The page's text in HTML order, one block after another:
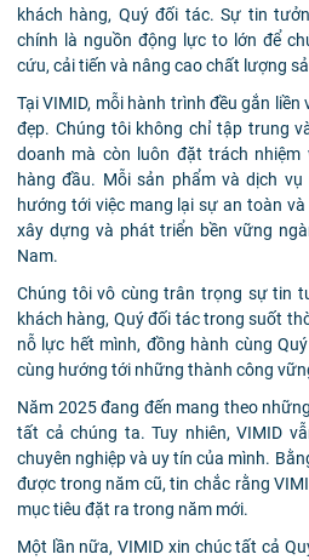
khách hàng, Quý đối tác. Sự tin
chính là nguồn động lực to lớn để
cứu, cải tiến và nâng cao chất lượng
Tại VIMID, mỗi hành trình đều gắn
đẹp. Chúng tôi không chỉ tập trung
doanh mà còn luôn đặt trách nhiệm
hàng đầu. Mỗi sản phẩm và dịch
hướng tới việc mang lại sự an toàn
xây dựng và phát triển bền vững
Nam.
Chúng tôi vô cùng trân trọng sự tin
khách hàng, Quý đối tác trong suốt
nỗ lực hết mình, đồng hành cùng
cùng hướng tới những thành công
Năm 2025 đang đến mang theo
tất cả chúng ta. Tuy nhiên, VIMID
chuyên nghiệp và uy tín của mình.
được trong năm cũ, tin chắc rằng
mục tiêu đặt ra trong năm mới.
Một lần nữa, VIMID xin chúc tất cả